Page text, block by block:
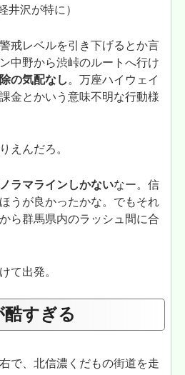
井沢が特に）
戒レベルを引き下げるとか言
中野から渋峠のルートへ行け
の気配なし 。万座ハイウェイ
金とかいう意味不明な行動様
えんだろ。
ラマラインしかないなー。信
うが良かったかな。でもそれ
から群馬県内のラッシュ間に合
て出発。
すぎる
で、北信濃くだもの街道を走